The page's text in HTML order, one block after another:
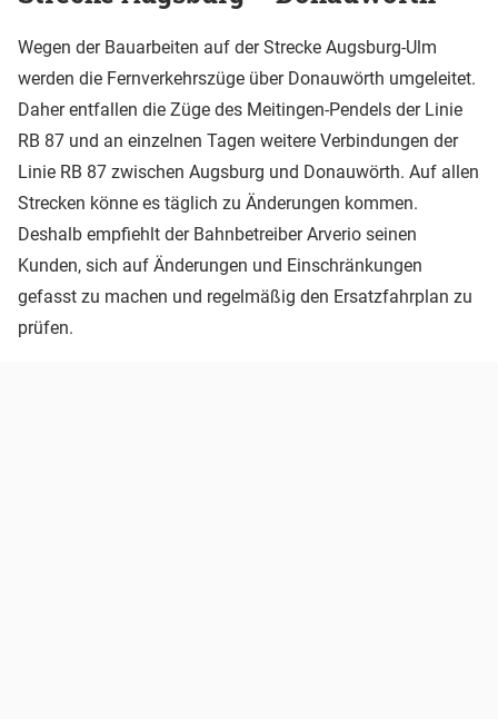
Wegen der Bauarbeiten auf der Strecke Augsburg-Ulm
werden die Fernverkehrszüge über Donauwörth umgeleitet.
Daher entfallen die Züge des Meitingen-Pendels der Linie
RB 87 und an einzelnen Tagen weitere Verbindungen der
Linie RB 87 zwischen Augsburg und Donauwörth. Auf allen
Strecken könne es täglich zu Änderungen kommen.
Deshalb empfiehlt der Bahnbetreiber Arverio seinen
Kunden, sich auf Änderungen und Einschränkungen
gefasst zu machen und regelmäßig den Ersatzfahrplan zu
prüfen.